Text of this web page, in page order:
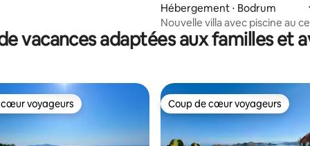
Hébergement ⋅ Bodrum
Nouvelle villa avec piscine au
Türkbükü - Certificat de
vacances adaptées aux familles et
voyageurs
voyageurs Coup de cœur voyageurs
Coup de cœur voyageurs